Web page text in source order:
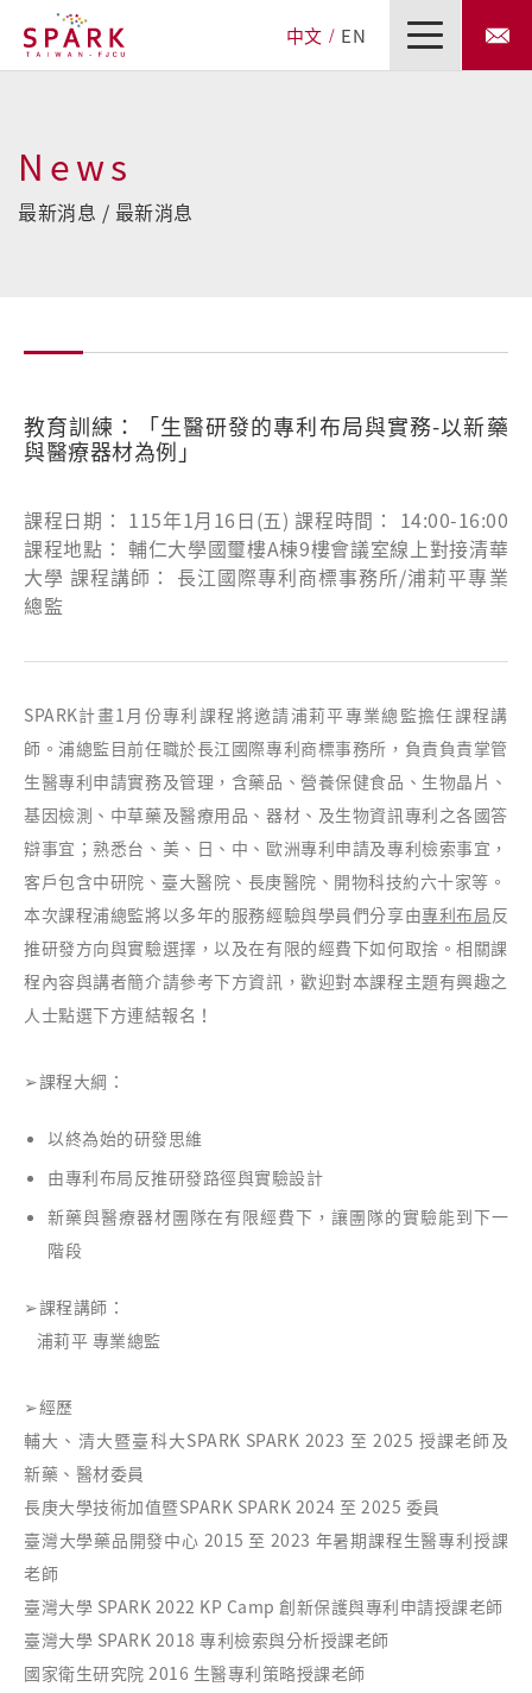
中文 EN
News
最新消息 / 最新消息
教育訓練：「生醫研發的專利布局與實務-以新藥
與醫療器材為例」
課程日期： 115年1月16日(五) 課程時間： 14:00-16:00
課程地點： 輔仁大學國璽樓A棟9樓會議室線上對接清華
大學 課程講師： 長江國際專利商標事務所/浦莉平專業
總監
SPARK計畫1月份專利課程將邀請浦莉平專業總監擔任課程講
師。浦總監目前任職於長江國際專利商標事務所，負責負責掌管
生醫專利申請實務及管理，含藥品、營養保健食品、生物晶片、
基因檢測、中草藥及醫療用品、器材、及生物資訊專利之各國答
辯事宜；熟悉台、美、日、中、歐洲專利申請及專利檢索事宜，
客戶包含中研院、臺大醫院、長庚醫院、開物科技約六十家等。
本次課程浦總監將以多年的服務經驗與學員們分享由專利布局反
推研發方向與實驗選擇，以及在有限的經費下如何取捨。相關課
程內容與講者簡介請參考下方資訊，歡迎對本課程主題有興趣之
人士點選下方連結報名！
➢課程大綱：
以終為始的研發思維
由專利布局反推研發路徑與實驗設計
新藥與醫療器材團隊在有限經費下，讓團隊的實驗能到下一
階段
➢課程講師：
浦莉平 專業總監
➢經歷
輔大、清大暨臺科大SPARK SPARK 2023 至 2025 授課老師及
新藥、醫材委員
長庚大學技術加值暨SPARK SPARK 2024 至 2025 委員
臺灣大學藥品開發中心 2015 至 2023 年暑期課程生醫專利授課
老師
臺灣大學 SPARK 2022 KP Camp 創新保護與專利申請授課老師
臺灣大學 SPARK 2018 專利檢索與分析授課老師
國家衛生研究院 2016 生醫專利策略授課老師